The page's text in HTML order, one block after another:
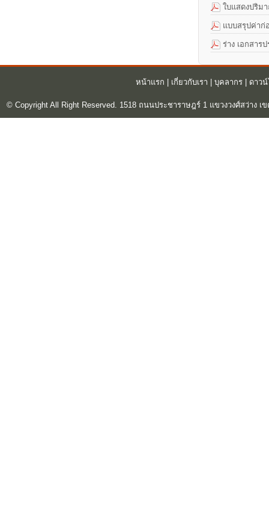
ใบแสดงปริม
แบบสรุปค่าก่
ร่าง เอกสาร
หน้าแรก เกี่ยวกับเรา บุคลากร| ดาว
© Copyright All Right Reserved. 1518 ถนนประชาราษฎร์ 1 แขวงวงศ์สว่าง